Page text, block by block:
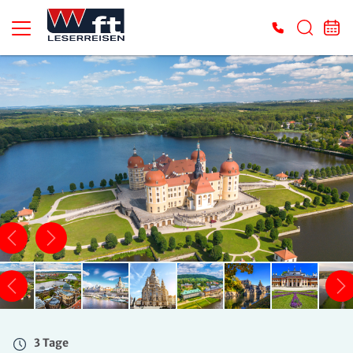
3 Tage
3 Tage
Fr. 28.08. - So. 30.08.2026
Doppelzimmer DU/WC
Belegung: 2 Personen
ab419 €
ZUR BUCHUNG
3 Tage
Fr. 28.08. - So. 30.08.2026
Einzelzimmer DU/WC